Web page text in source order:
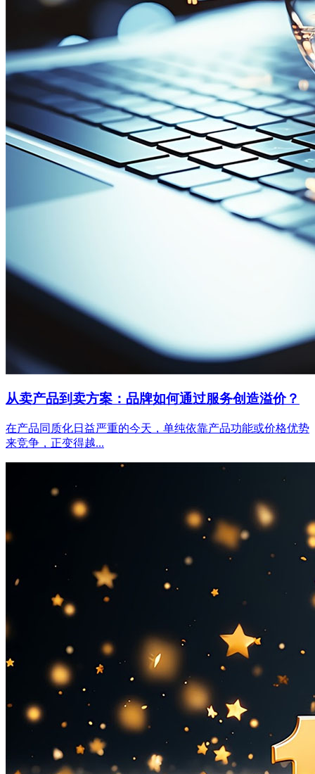
从卖产品到卖方案：品牌如何通过服务创造溢价？
在产品同质化日益严重的今天，单纯依靠产品功能或价格优势
来竞争，正变得越...